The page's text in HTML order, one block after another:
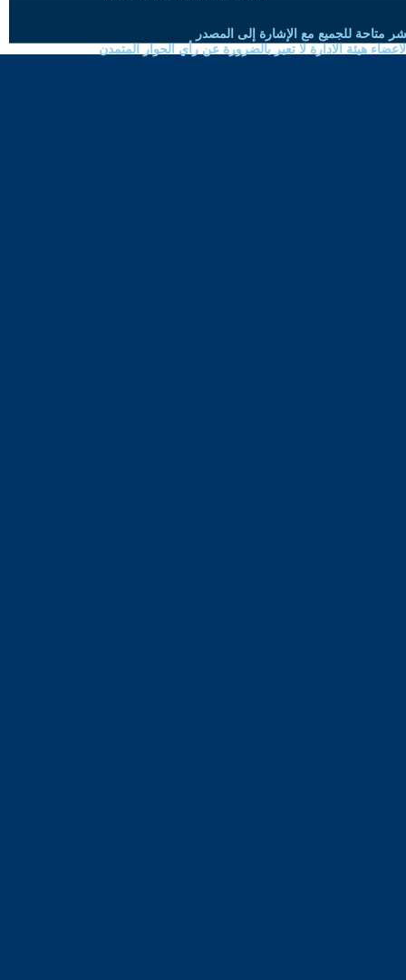
متاحة للجميع مع الإشارة إلى المصدر
هيئة الادارة لا تعبر بالضرورة عن رأي الحوار المتمدن